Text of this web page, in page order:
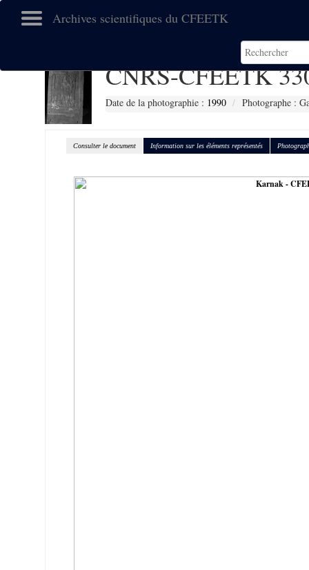
Archives scientifiques du CFEETK
CNRS-CFEETK
Date de la photographie : 1990 Photographe :
Consulter le document Information sur les éléments représentés